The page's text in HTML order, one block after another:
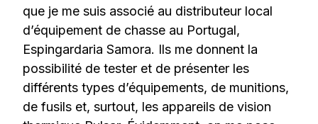
que je me suis associé au distributeur local
d’équipement de chasse au Portugal,
Espingardaria Samora. Ils me donnent la
possibilité de tester et de présenter les
différents types d’équipements, de munitions,
de fusils et, surtout, les appareils de vision